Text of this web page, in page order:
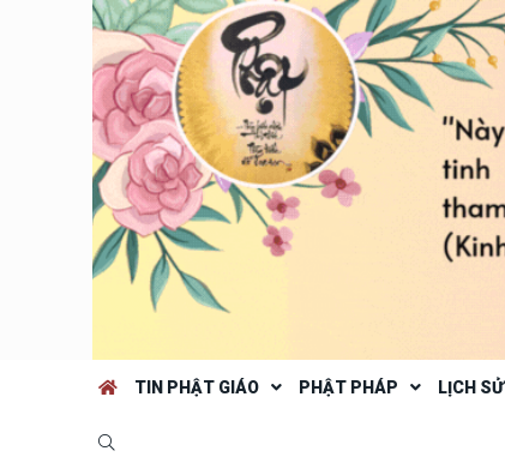
TIN PHẬT GIÁO PHẬT PHÁP LỊCH